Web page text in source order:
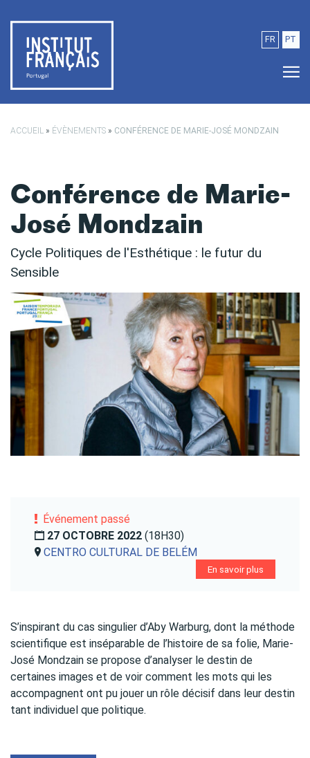
FR PT
ACCUEIL » ÉVÈNEMENTS » CONFÉRENCE DE MARIE-JOSÉ MONDZAIN
Conférence de Marie-
José Mondzain
Cycle Politiques de l'Esthétique : le futur du
Sensible
Événement passé
27 OCTOBRE 2022 (18H30)
CENTRO CULTURAL DE BELÉM
En savoir plus
S’inspirant du cas singulier d’Aby Warburg, dont la méthode
scientifique est inséparable de l’histoire de sa folie, Marie-
José Mondzain se propose d’analyser le destin de
certaines images et de voir comment les mots qui les
accompagnent ont pu jouer un rôle décisif dans leur destin
tant individuel que politique.